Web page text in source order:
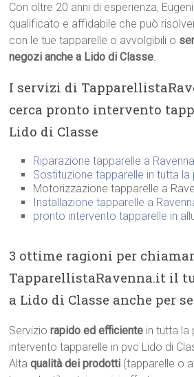
Con oltre 20 anni di esperienza,
qualificato e affidabile che può
con le tue tapparelle o avvolgibili o
negozi anche a Lido di Classe.
I servizi di
cerca pronto intervento
Lido di Classe
Riparazione tapparelle a Ravenna
Sostituzione tapparelle in tutta la
Motorizzazione tapparelle a
Installazione tapparelle a
pronto intervento tapparelle in
3 ottime ragioni per
TapparellistaRavenna.it il
a Lido di Classe anche per
Serviziorapido ed efficiente in tutta la
intervento tapparelle in pvc Lido di
Altaqualità dei prodotti (tapparelle o